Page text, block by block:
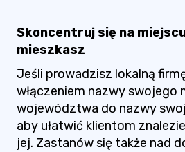
Skoncentruj się na
mieszkasz
Jeśli prowadzisz lokalną
włączeniem nazwy swojego
województwa do nazwy
aby ułatwić klientom
jej. Zastanów się także nad